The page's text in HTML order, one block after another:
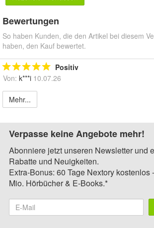
Bewertungen
So haben Kunden, die den Artikel bei diesem
haben, den Kauf bewertet.
Positiv
Von: k***i 10.07.26
Mehr...
Verpasse keine Angebote mehr!
Abonniere jetzt unseren Newsletter und
Rabatte und Neuigkeiten.
Extra-Bonus: 60 Tage Nextory kostenlos
Mio. Hörbücher & E-Books.*